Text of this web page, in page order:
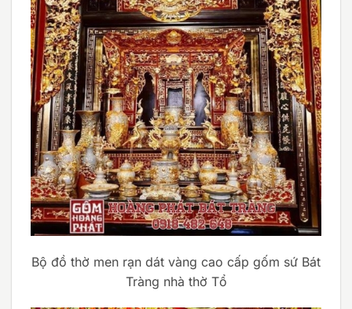
Bộ đồ thờ men rạn dát vàng cao cấp gốm sứ Bát
Tràng nhà thờ Tổ